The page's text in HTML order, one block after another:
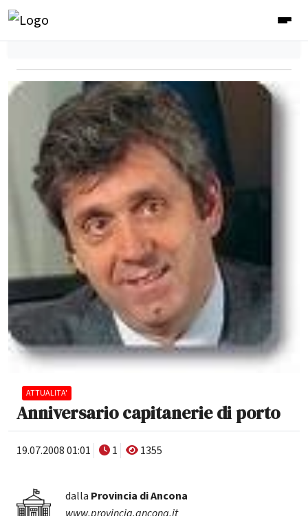
ATTUALITA'
Anniversario capitanerie di porto
19.07.2008 01:01 1 1355
dalla Provincia di Ancona